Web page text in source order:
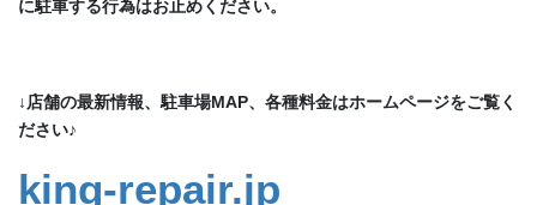
に駐車する行為はお止めください。
↓店舗の最新情報、駐車場MAP、各種料金はホームページをご覧く
ださい♪
king-repair.jp